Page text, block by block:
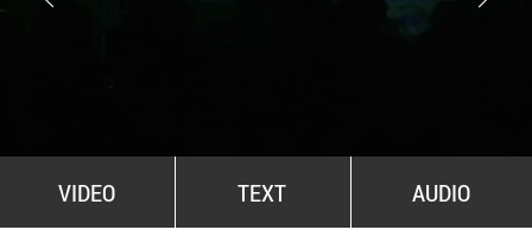
All Stars For Outernational
VIDEO TEXT AUDIO